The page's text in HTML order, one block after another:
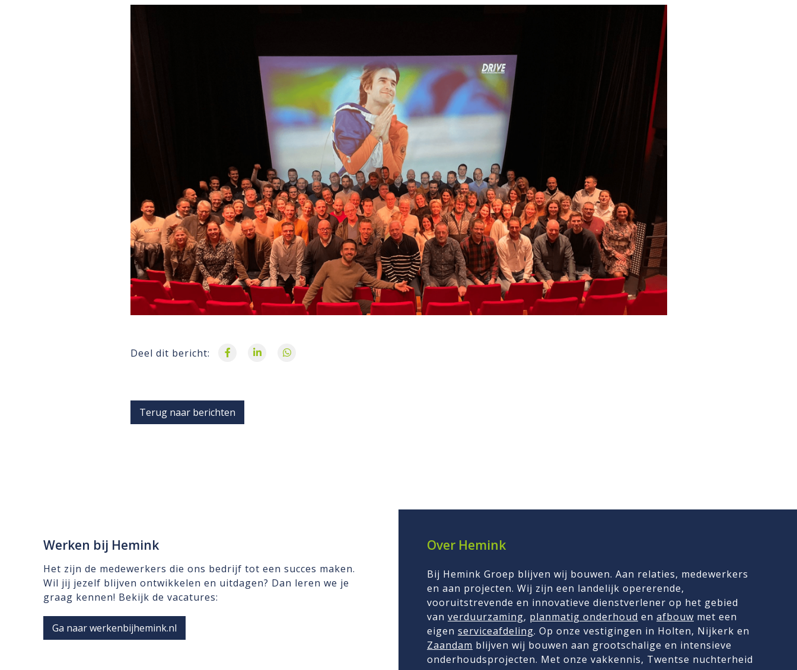
Deel dit bericht:
Terug naar berichten
Werken bij Hemink
Het zijn de medewerkers die ons bedrijf tot een succes maken.
Wil jij jezelf blijven ontwikkelen en uitdagen? Dan leren we je
graag kennen! Bekijk de vacatures:
Ga naar werkenbijhemink.nl
Over Hemink
Bij Hemink Groep blijven wij bouwen. Aan relaties, medewerkers
en aan projecten. Wij zijn een landelijk opererende,
vooruitstrevende en innovatieve dienstverlener op het gebied
van verduurzaming, planmatig onderhoud en afbouw met een
eigen serviceafdeling. Op onze vestigingen in Holten, Nijkerk en
Zaandam blijven wij bouwen aan grootschalige en intensieve
onderhoudsprojecten. Met onze vakkennis, Twentse nuchterheid